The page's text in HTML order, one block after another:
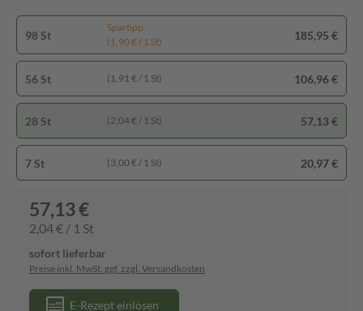
98 St
Spartipp
(1,90 € / 1 St)
185,95 €
56 St (1,91 € / 1 St) 106,96 €
28 St (2,04 € / 1 St) 57,13 €
7 St (3,00 € / 1 St) 20,97 €
57,13 €
2,04 € / 1 St
sofort lieferbar
Preise inkl. MwSt. ggf. zzgl. Versandkosten
E-Rezept einlösen